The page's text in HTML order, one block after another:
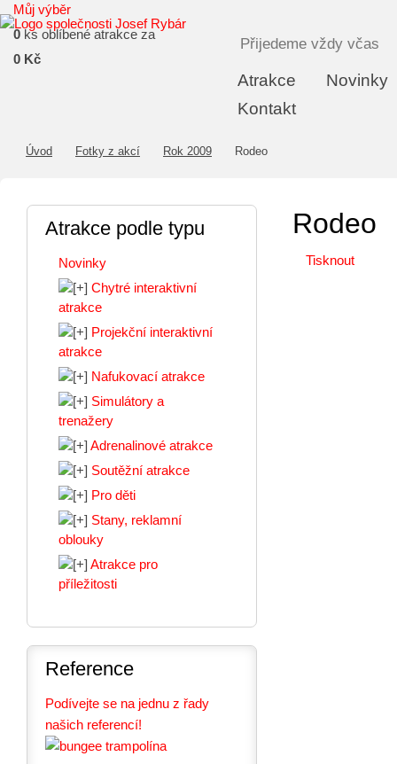
Atrakce
Novinky
Kontakt
Můj výběr
0 ks oblíbené atrakce za
0 Kč
Přijedeme vždy včas
Úvod Fotky z akcí Rok 2009 Rodeo
Rodeo
Tisknout
Atrakce podle typu
Novinky
Chytré interaktivní
atrakce
Projekční interaktivní
atrakce
Nafukovací atrakce
Simulátory a
trenažery
Adrenalinové atrakce
Soutěžní atrakce
Pro děti
Stany, reklamní
oblouky
Atrakce pro
příležitosti
Reference
Podívejte se na jednu z řady
našich referencí!